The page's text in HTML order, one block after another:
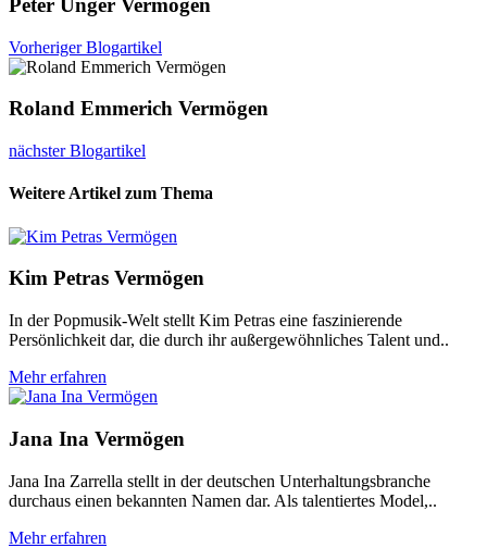
Peter Unger Vermögen
Vorheriger Blogartikel
Roland Emmerich Vermögen
nächster Blogartikel
Weitere Artikel zum Thema
Kim Petras Vermögen
In der Popmusik-Welt stellt Kim Petras eine faszinierende
Persönlichkeit dar, die durch ihr außergewöhnliches Talent und..
Mehr erfahren
Jana Ina Vermögen
Jana Ina Zarrella stellt in der deutschen Unterhaltungsbranche
durchaus einen bekannten Namen dar. Als talentiertes Model,..
Mehr erfahren